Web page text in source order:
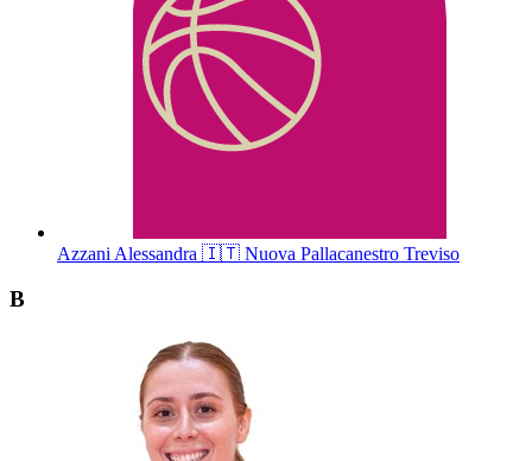
AzzaniAlessandra 🇮🇹 Nuova Pallacanestro Treviso
B